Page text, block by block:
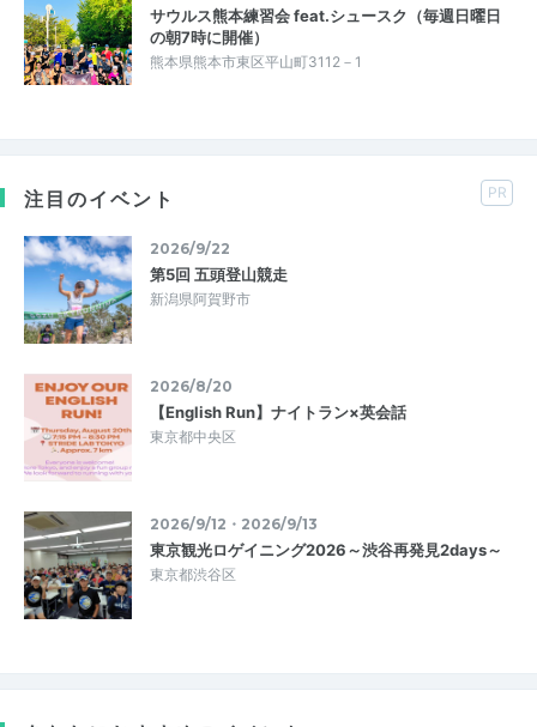
サウルス熊本練習会 feat.シュースク（毎週日曜日
の朝7時に開催）
熊本県熊本市東区平山町3112－1
注目のイベント PR
2026/9/22
第5回 五頭登山競走
新潟県阿賀野市
2026/8/20
【English Run】ナイトラン×英会話
東京都中央区
2026/9/12・2026/9/13
東京観光ロゲイニング2026～渋谷再発見2days～
東京都渋谷区